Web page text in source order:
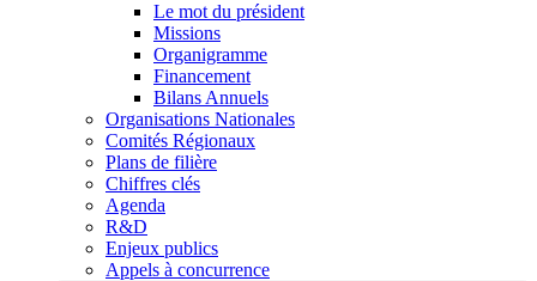
Le mot du président
Missions
Organigramme
Financement
Bilans Annuels
Organisations Nationales
Comités Régionaux
Plans de filière
Chiffres clés
Agenda
R&D
Enjeux publics
Appels à concurrence